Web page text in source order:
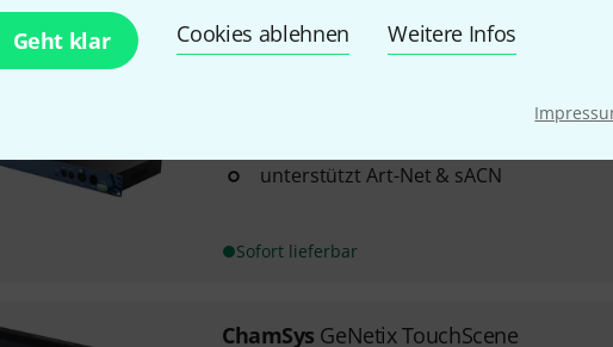
Geht klar Cookies ablehnen Weitere Infos
mit Phoenix-Schraubklemmen (P-
unterstützt Art-Net & sACN
Sofort lieferbar
ChamSys GeNetix TouchScene